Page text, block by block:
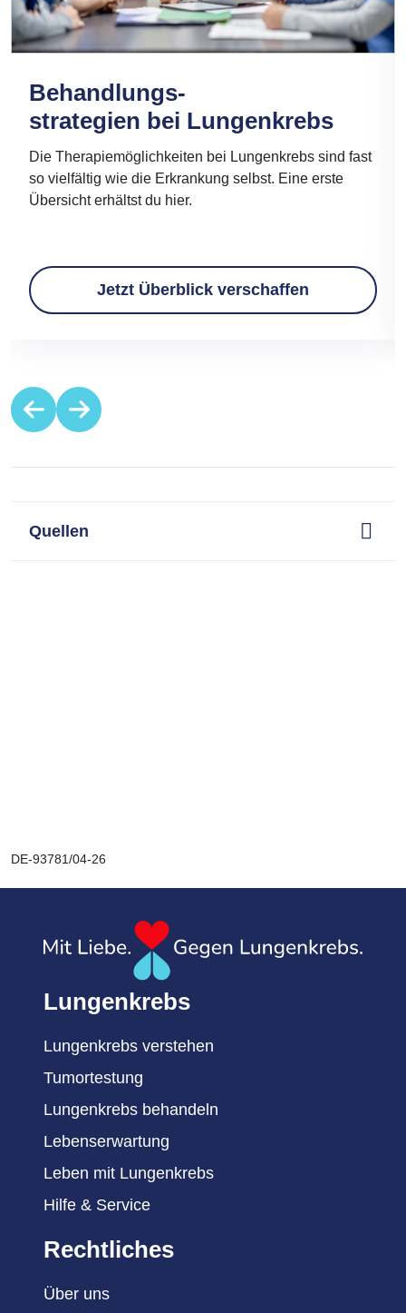
Behandlungs-
strategien bei Lungenkrebs
Die Therapiemöglichkeiten bei Lungenkrebs sind fast
so vielfältig wie die Erkrankung selbst. Eine erste
Übersicht erhältst du hier.
Jetzt Überblick verschaffen
1
Quellen
DE-93781/04-26
Lungenkrebs
Lungenkrebs verstehen
Tumortestung
Lungenkrebs behandeln
Lebenserwartung
Leben mit Lungenkrebs
Hilfe & Service
Rechtliches
Über uns